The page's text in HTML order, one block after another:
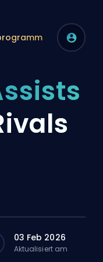
03 Feb 2026
Aktualisiert am